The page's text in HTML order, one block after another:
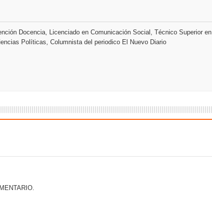
Docencia, Licenciado en Comunicación Social, Técnico Superior en
Políticas, Columnista del periodico El Nuevo Diario